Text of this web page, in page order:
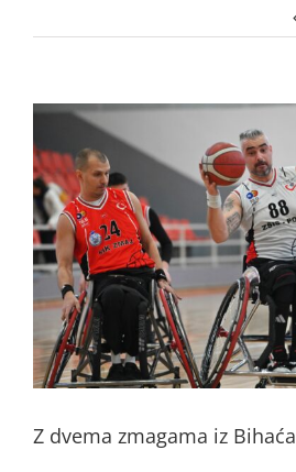
View
Larger
Image
Z dvema zmagama iz Bihaća